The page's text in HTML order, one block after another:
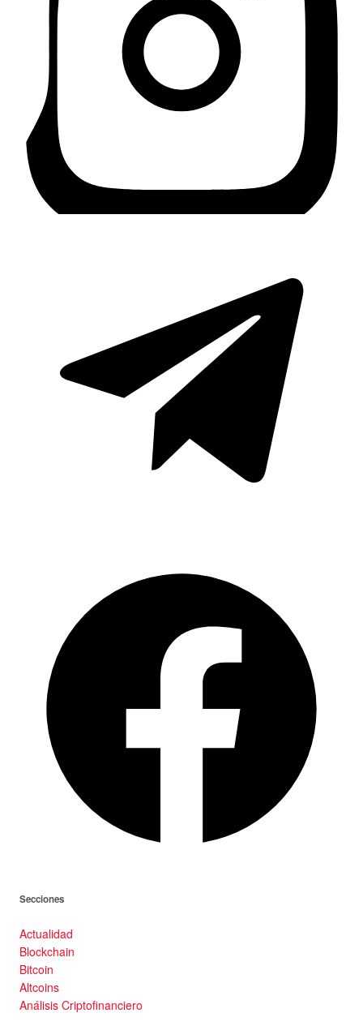
Secciones
Actualidad
Blockchain
Bitcoin
Altcoins
Análisis Criptofinanciero